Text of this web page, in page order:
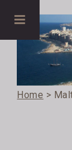
Home >